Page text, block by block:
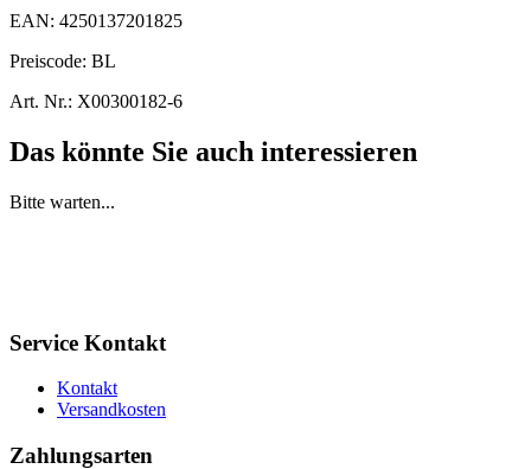
EAN: 4250137201825
Preiscode: BL
Art. Nr.: X00300182-6
Das könnte Sie auch interessieren
Bitte warten...
Service Kontakt
Kontakt
Versandkosten
Zahlungsarten